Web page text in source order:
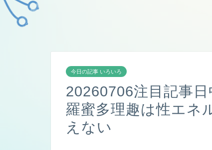
今日の記事 いろいろ
20260706注目記事
羅蜜多理趣は性エネ
えない